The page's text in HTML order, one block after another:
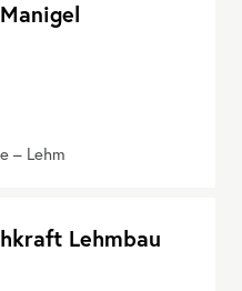
– Lehm
Lehmbau